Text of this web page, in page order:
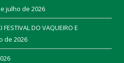
julho de 2026
DO VAQUEIRO E
de 2026